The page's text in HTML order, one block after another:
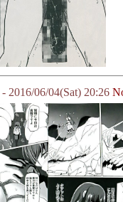
- 2016/06/04(Sat) 20:26